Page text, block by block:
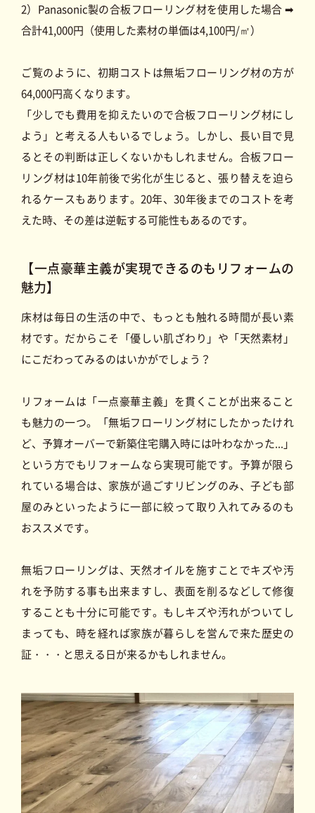
2）Panasonic製の合板フローリング材を使用した場合 ➡
合計41,000円（使用した素材の単価は4,100円/㎡）
ご覧のように、初期コストは無垢フローリング材の方が
64,000円高くなります。
「少しでも費用を抑えたいので合板フローリング材にし
よう」と考える人もいるでしょう。しかし、長い目で見
るとその判断は正しくないかもしれません。合板フロー
リング材は10年前後で劣化が生じると、張り替えを迫ら
れるケースもあります。20年、30年後までのコストを考
えた時、その差は逆転する可能性もあるのです。
【一点豪華主義が実現できるのもリフォームの
魅力】
床材は毎日の生活の中で、もっとも触れる時間が長い素
材です。だからこそ「優しい肌ざわり」や「天然素材」
にこだわってみるのはいかがでしょう？
リフォームは「一点豪華主義」を貫くことが出来ること
も魅力の一つ。「無垢フローリング材にしたかったけれ
ど、予算オーバーで新築住宅購入時には叶わなかった...」
という方でもリフォームなら実現可能です。予算が限ら
れている場合は、家族が過ごすリビングのみ、子ども部
屋のみといったように一部に絞って取り入れてみるのも
おススメです。
無垢フローリングは、天然オイルを施すことでキズや汚
れを予防する事も出来ますし、表面を削るなどして修復
することも十分に可能です。もしキズや汚れがついてし
まっても、時を経れば家族が暮らしを営んで来た歴史の
証・・・と思える日が来るかもしれません。